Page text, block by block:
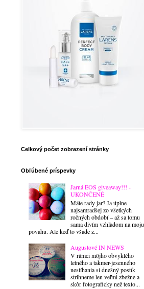
Celkový počet zobrazení stránky
Obľúbené príspevky
Jarná EOS giveaway!!! -
UKONČENÉ
Máte rady jar? Ja úplne
najsamradšej zo všetkých
ročných období – až sa tomu
sama divím vzhľadom na moju
povahu. Ale keď to všade z...
Augustové IN NEWS
V rámci môjho obvyklého
letného a takmer-jesenného
nestíhania si dnešný postík
strihneme len veľmi zbežne a
skôr fotograficky než texto...